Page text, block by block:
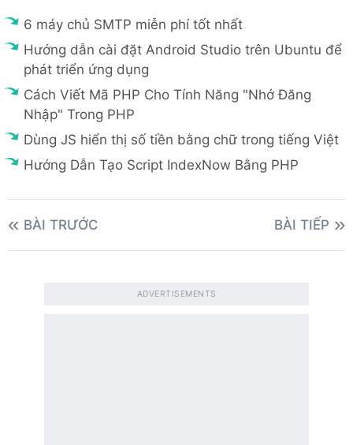
6 máy chủ SMTP miễn phí tốt nhất
Hướng dẫn cài đặt Android Studio trên Ubuntu để
phát triển ứng dụng
Cách Viết Mã PHP Cho Tính Năng "Nhớ Đăng
Nhập" Trong PHP
Dùng JS hiển thị số tiền bằng chữ trong tiếng Việt
Hướng Dẫn Tạo Script IndexNow Bằng PHP
BÀI TRƯỚC BÀI TIẾP
ADVERTISEMENTS